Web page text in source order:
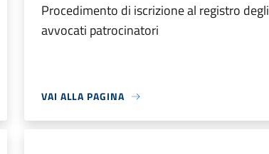
Procedimento di iscrizione al registro degli
avvocati patrocinatori
VAI ALLA PAGINA